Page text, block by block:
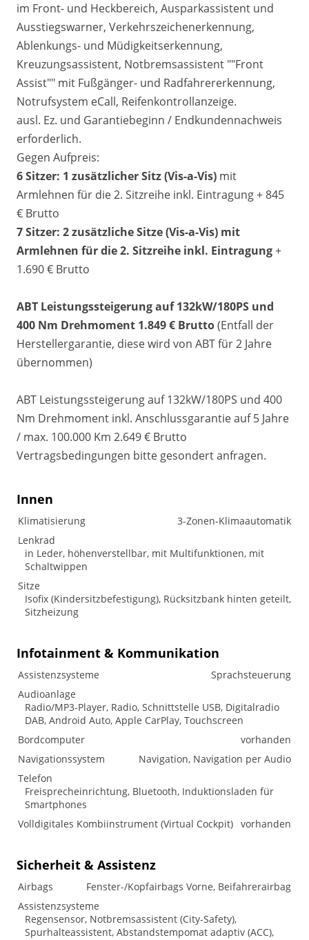
im Front- und Heckbereich, Ausparkassistent und
Ausstiegswarner, Verkehrszeichenerkennung,
Ablenkungs- und Müdigkeitserkennung,
Kreuzungsassistent, Notbremsassistent ""Front
Assist"" mit Fußgänger- und Radfahrererkennung,
Notrufsystem eCall, Reifenkontrollanzeige.
ausl. Ez. und Garantiebeginn / Endkundennachweis
erforderlich.
Gegen Aufpreis:
6 Sitzer: 1 zusätzlicher Sitz (Vis-a-Vis) mit
Armlehnen für die 2. Sitzreihe inkl. Eintragung + 845
€ Brutto
7 Sitzer: 2 zusätzliche Sitze (Vis-a-Vis) mit
Armlehnen für die 2. Sitzreihe inkl. Eintragung+
1.690 € Brutto
ABT Leistungssteigerung auf 132kW/180PS und
400 Nm Drehmoment 1.849 € Brutto(Entfall der
Herstellergarantie, diese wird von ABT für 2 Jahre
übernommen)
ABT Leistungssteigerung auf 132kW/180PS und 400
Nm Drehmoment inkl. Anschlussgarantie auf 5 Jahre
/ max. 100.000 Km 2.649 € Brutto
Vertragsbedingungen bitte gesondert anfragen.
Innen
Klimatisierung
3-Zonen-Klimaautomatik
Lenkrad
in Leder, höhenverstellbar, mit Multifunktionen, mit
Schaltwippen
Sitze
Isofix (Kindersitzbefestigung), Rücksitzbank hinten geteilt,
Sitzheizung
Infotainment & Kommunikation
Assistenzsysteme
Sprachsteuerung
Audioanlage
Radio/MP3-Player, Radio, Schnittstelle USB, Digitalradio
DAB, Android Auto, Apple CarPlay, Touchscreen
Bordcomputer
vorhanden
Navigationssystem
Navigation, Navigation per Audio
Telefon
Freisprecheinrichtung, Bluetooth, Induktionsladen für
Smartphones
Volldigitales Kombiinstrument (Virtual Cockpit) vorhanden
Sicherheit & Assistenz
Airbags
Fenster-/Kopfairbags Vorne, Beifahrerairbag
Assistenzsysteme
Regensensor, Notbremsassistent (City-Safety),
Spurhalteassistent, Abstandstempomat adaptiv (ACC),